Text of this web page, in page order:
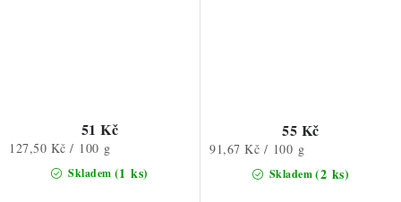
Skladem (1 ks)
51 Kč
Měrná
127,50 Kč / 100 g
Skladem(2 ks)
55 Kč
Měrná
91,67 Kč / 100 g